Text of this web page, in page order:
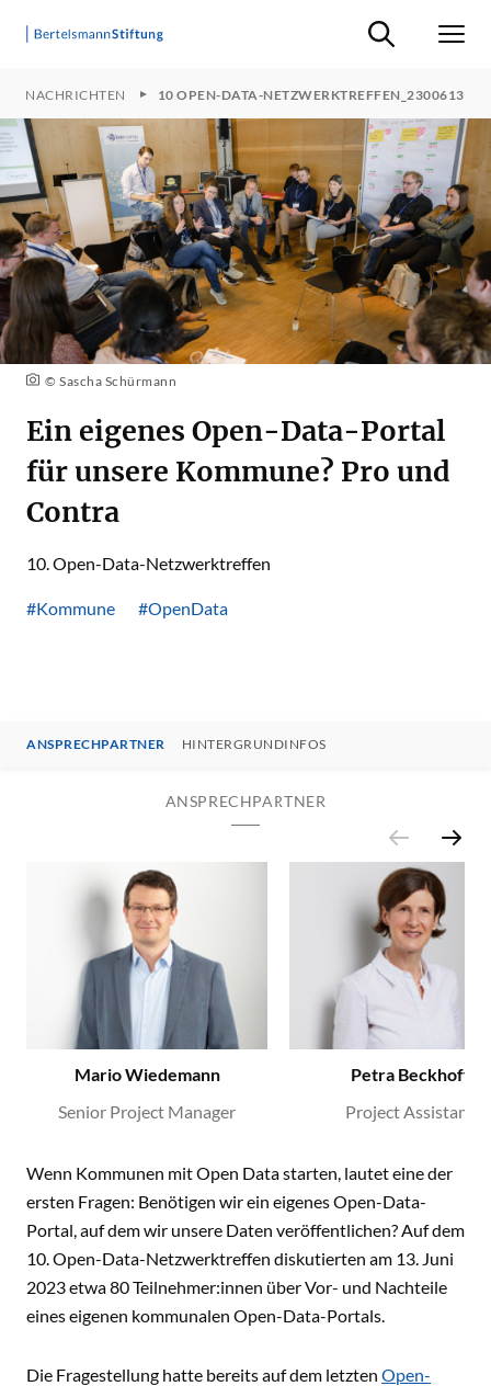
Suche ein-/
10 OPEN-DATA-NETZWERKTREFFEN_2300613
© Sascha Schürmann
Ein eigenes Open-Data-Portal
für unsere Kommune? Pro und
Contra
10. Open-Data-Netzwerktreffen
#Kommune #OpenData
ANSPRECHPARTNER HINTERGRUNDINFOS
ANSPRECHPARTNER
Mario Wiedemann
Senior Project Manager
Petra Beckhoff
Project Assistant
Wenn Kommunen mit Open Data starten, lautet eine der
ersten Fragen: Benötigen wir ein eigenes Open-Data-
Portal, auf dem wir unsere Daten veröffentlichen? Auf dem
10. Open-Data-Netzwerktreffen diskutierten am 13. Juni
2023 etwa 80 Teilnehmer:innen über Vor- und Nachteile
eines eigenen kommunalen Open-Data-Portals.
Die Fragestellung hatte bereits auf dem letzten Open-